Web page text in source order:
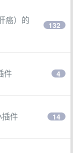
癌）的
132
件 4
件 14